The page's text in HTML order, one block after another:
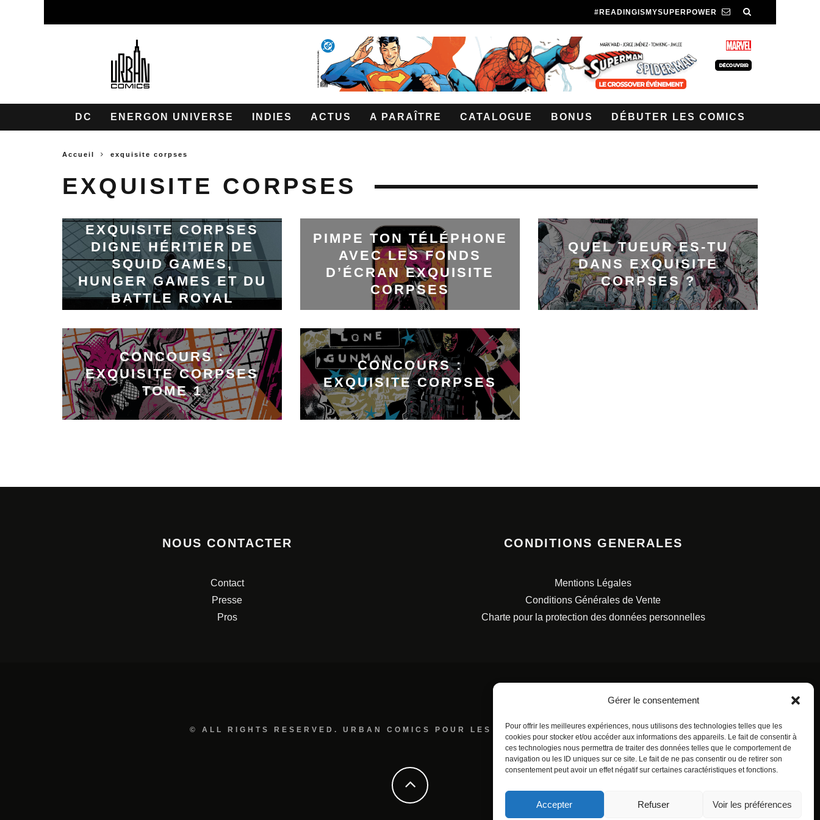
Gérer le consentement
Pour offrir les meilleures expériences, nous utilisons des technologies telles que les
cookies pour stocker et/ou accéder aux informations des appareils. Le fait de consentir à
ces technologies nous permettra de traiter des données telles que le comportement de
navigation ou les ID uniques sur ce site. Le fait de ne pas consentir ou de retirer son
consentement peut avoir un effet négatif sur certaines caractéristiques et fonctions.
Accepter Refuser Voir les préférences
#READINGISMYSUPERPOWER
DC ENERGON UNIVERSE INDIES ACTUS A PARAÎTRE CATALOGUE BONUS DÉBUTER LES COMICS
Accueil exquisite corpses
EXQUISITE CORPSES
EXQUISITE CORPSES
DIGNE HÉRITIER DE
SQUID GAMES,
HUNGER GAMES ET DU
BATTLE ROYAL
PIMPE TON TÉLÉPHONE
AVEC LES FONDS
D’ÉCRAN EXQUISITE
CORPSES
QUEL TUEUR ES-TU
DANS EXQUISITE
CORPSES ?
CONCOURS :
EXQUISITE CORPSES
TOME 1
CONCOURS :
EXQUISITE CORPSES
NOUS CONTACTER
Contact
Presse
Pros
CONDITIONS GENERALES
Mentions Légales
Conditions Générales de Vente
Charte pour la protection des données personnelles
© ALL RIGHTS RESERVED. URBAN COMICS POUR LES ÉDITIONS FRANÇAISES.